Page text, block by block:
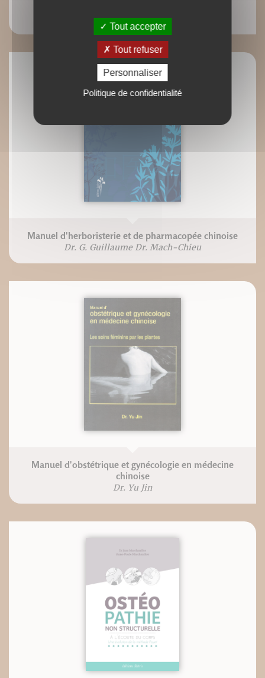
Isabelle Laading
Manuel d'herboristerie et de pharmacopée chinoise
Dr. G. Guillaume Dr. Mach-Chieu
Manuel d'obstétrique et gynécologie en médecine
chinoise
Dr. Yu Jin
Tout accepter
Tout refuser
Personnaliser
Politique de confidentialité